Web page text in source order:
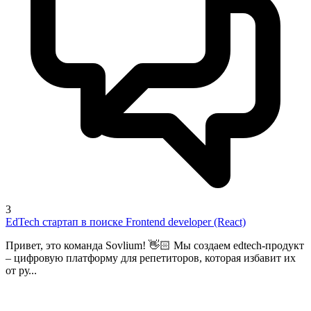
3
EdTech стартап в поиске Frontend developer (React)
Привет, это команда Sovlium! 👋🏻 Мы создаем edtech-продукт
– цифровую платформу для репетиторов, которая избавит их
от ру...